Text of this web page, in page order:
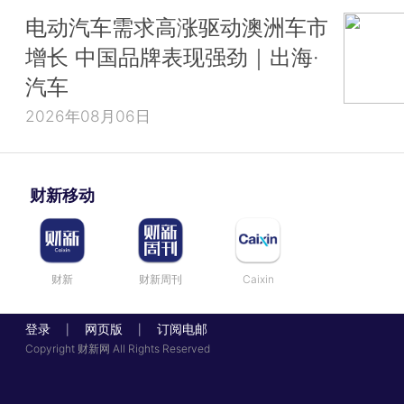
电动汽车需求高涨驱动澳洲车市
增长 中国品牌表现强劲｜出海·
汽车
2026年08月06日
财新移动
财新 财新周刊 Caixin
登录 网页版 订阅电邮
Copyright 财新网 All Rights Reserved